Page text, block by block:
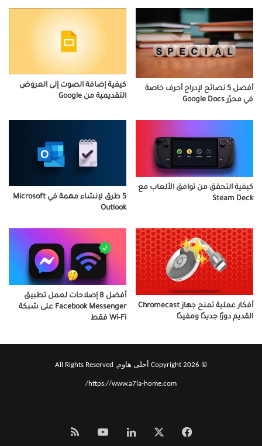
أفضل 5 نصائح لإدراج أحرف خاصة
في محرّر Google Docs
كيفية إضافة الصوت إلى العروض
التقديمية من Google
كيفية التحقق من توافق الألعاب مع
Steam Deck
5 طرق لإنشاء مهمة في Microsoft
Outlook
أفكار عملية تمنح جهاز Chromecast
القديم دورًا جديدًا ومفيدًا
أفضل 8 إصلاحات لعمل تطبيق
Facebook Messenger على شبكة
Wi-Fi فقط
© Copyright 2026 أحلى هاوم, All Rights Reserved
https://www.a7la-home.com/
فيسبوك لينكدإن‫YouTube
Smart